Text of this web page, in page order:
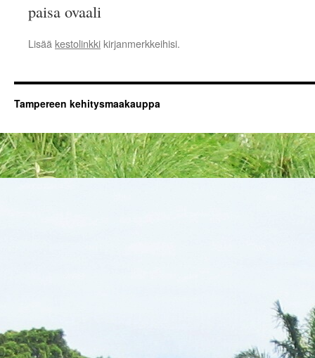
paisa ovaali
Lisää kestolinkki kirjanmerkkeihisi.
Tampereen kehitysmaakauppa